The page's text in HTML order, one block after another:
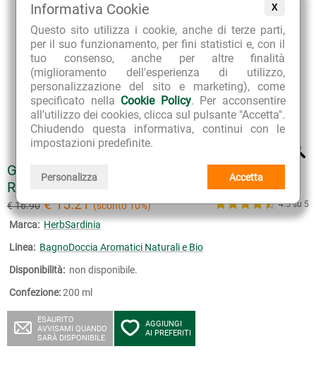
X
Informativa Cookie
Questo sito utilizza i cookie, anche di terze parti,
per il suo funzionamento, per fini statistici e, con il
tuo consenso, anche per altre finalità
(miglioramento dell'esperienza di utilizzo,
personalizzazione del sito e marketing), come
specificato nella Cookie Policy. Per acconsentire
all'utilizzo dei cookies, clicca sul pulsante "Accetta".
Chiudendo questa informativa, continui con le
impostazioni predefinite.
Personalizza Accetta
GEL BAGNO DOCCIA BIOLOGICO GINEPRO -
REF. N° 11 - FORMATO CONVENIENZA
€ 16.90 € 15.21(sconto 10%) 4.5 su 5
Marca: HerbSardinia
Linea: BagnoDoccia Aromatici Naturali e Bio
Disponibilità: non disponibile.
Confezione:200 ml
ESAURITO
AVVISAMI QUANDO
SARÀ DISPONIBILE
AGGIUNGI
AI PREFERITI